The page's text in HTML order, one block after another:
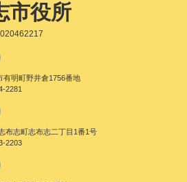
市役所
明町野井倉1756番地
2281
布志町志布志二丁目1番1号
2203